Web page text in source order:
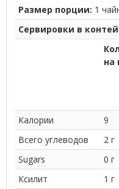
Размер порции: 1
Сервировки в
на
Калории
9
Всего углеводов
2 г
Sugars
0 г
Ксилит
1 г